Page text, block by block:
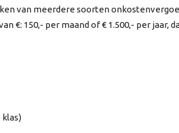
van meerdere soorten
€: 150,- per maand of € 1.500,- per
klas)